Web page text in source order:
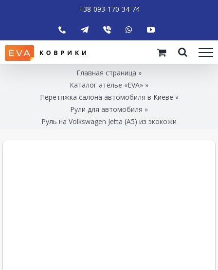
+38-093-170-34-74
Главная страница »
Каталог ателье «EVA» »
Перетяжка салона автомобиля в Киеве »
Рули для автомобиля »
Руль на Volkswagen Jetta (A5) из экокожи